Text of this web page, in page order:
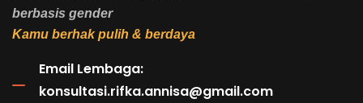
berbasis gender
Kamu berhak pulih & berdaya
Email Lembaga:
konsultasi.rifka.annisa@gmail.com